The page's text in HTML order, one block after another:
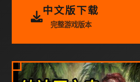
中文版下载
完整游戏版本